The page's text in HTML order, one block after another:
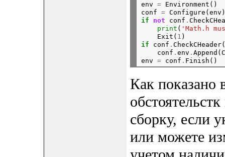
env = Environment()
conf = Configure(env)
if
not conf .
print ( 'Math.h
    Exit(
1 )
if conf . CheckCHeader(
    conf
. env .
env = conf .
Как показано
сборку, если
или можете